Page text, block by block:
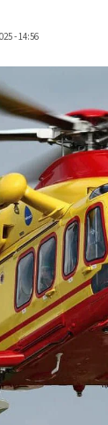
- 14:56